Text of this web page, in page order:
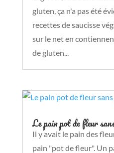
gluten, ça n'a pas été
recettes de saucisse
sur le net en
de gluten...
Le pain pot de fleur
Il y avait le pain des
pain "pot de fleur". Un